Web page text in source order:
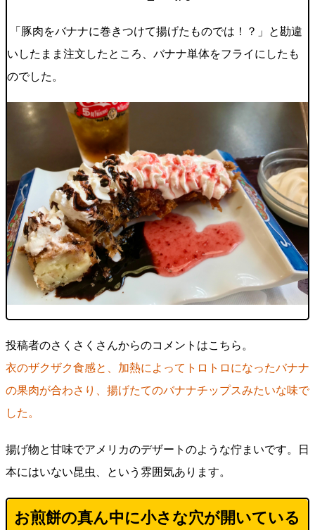
「豚肉をバナナに巻きつけて揚げたものでは！？」と勘違
いしたまま注文したところ、バナナ単体をフライにしたも
のでした。
投稿者のさくさくさんからのコメントはこちら。
衣のザクザク食感と、加熱によってトロトロになったバナナ
の果肉が合わさり、揚げたてのバナナチップスみたいな味で
した。
揚げ物と甘味でアメリカのデザートのような佇まいです。日
本にはいない昆虫、という雰囲気あります。
お煎餅の真ん中に小さな穴が開いている